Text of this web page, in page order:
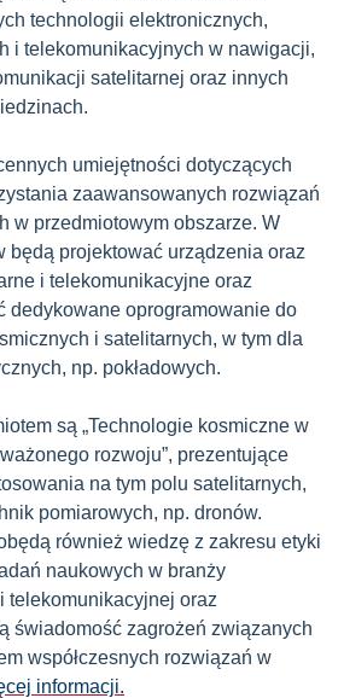
ocen ze studiów
technologii elektronicznych,
i telekomunikacyjnych w nawigacji,
satelitarnej oraz innych
umiejętności dotyczących
zaawansowanych rozwiązań
w przedmiotowym obszarze. W
będą projektować urządzenia oraz
i telekomunikacyjne oraz
dedykowane oprogramowanie do
i satelitarnych, w tym dla
np. pokładowych.
są „Technologie kosmiczne w
rozwoju”, prezentujące
na tym polu satelitarnych,
pomiarowych, np. dronów.
również wiedzę z zakresu etyki
naukowych w branży
telekomunikacyjnej oraz
świadomość zagrożeń związanych
współczesnych rozwiązań w
informacji.